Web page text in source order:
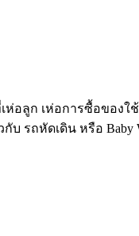
ก เห่อการซื้อของใ
บ รถหัดเดิน หรือ